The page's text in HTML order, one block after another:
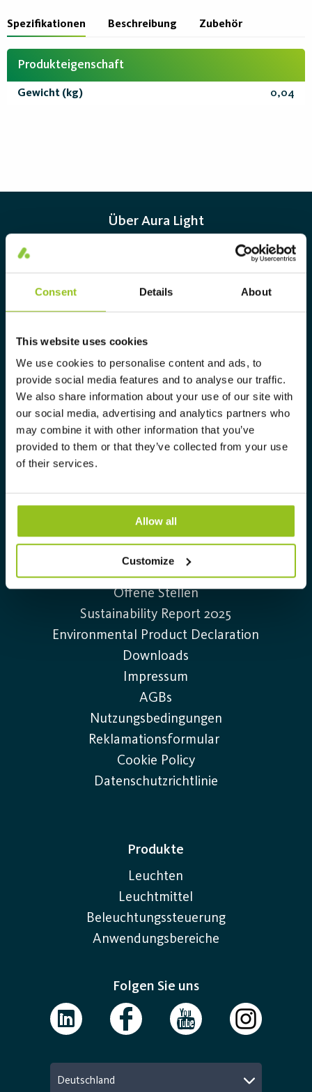
Consent Details About
This website uses cookies
We use cookies to personalise content and ads, to
provide social media features and to analyse our traffic.
We also share information about your use of our site with
our social media, advertising and analytics partners who
may combine it with other information that you’ve
provided to them or that they’ve collected from your use
of their services.
Allow all
Customize
Spezifikationen Beschreibung Zubehör
Produkteigenschaft
Gewicht (kg) 0,04
Über Aura Light
Aura Light wurde 1930 unter dem
Seitdem haben wir unsere Kompetenz
im Bereich Beleuchtung
Kunden heute ein komplettes
Sortiment an maßgeschneiderten,
hochtechnologischen und nachhaltigen
Beleuchtungslösungen.
info@auralight.de
Information
Offene Stellen
Sustainability Report 2025
Environmental Product Declaration
Downloads
Impressum
AGBs
Nutzungsbedingungen
Reklamationsformular
Cookie Policy
Datenschutzrichtlinie
Produkte
Leuchten
Leuchtmittel
Beleuchtungssteuerung
Anwendungsbereiche
Folgen Sie uns
Deutschland